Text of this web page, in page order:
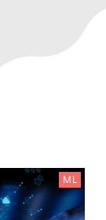
ML